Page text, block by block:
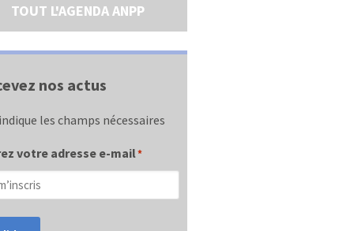
TOUT L'AGENDA ANPP
nos actus
les champs nécessaires
votre adresse e-mail*